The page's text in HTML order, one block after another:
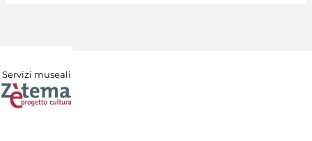
Servizi museali